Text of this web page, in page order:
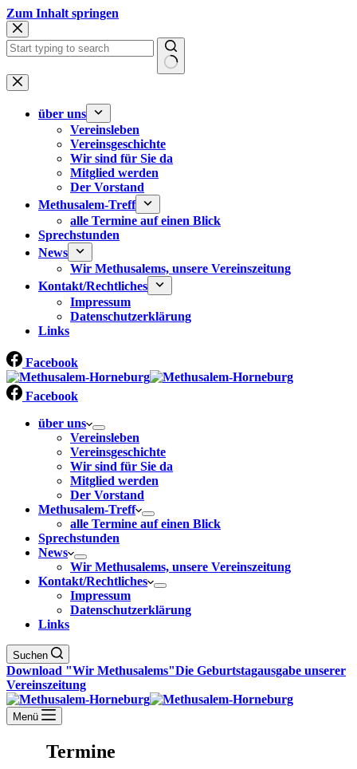
Zum Inhalt springen
springen
Keine
Ergebnisse
über uns
Vereinsleben
Vereinsgeschichte
Wir sind für Sie da
Mitglied werden
Der Vorstand
Methusalem-Treff
alle Termine auf einen Blick
Sprechstunden
News
Wir Methusalems, unsere Vereinszeitung
Kontakt/Rechtliches
Impressum
Datenschutzerklärung
Links
Facebook
Facebook
über uns
Vereinsleben
Vereinsgeschichte
Wir sind für Sie da
Mitglied werden
Der Vorstand
Methusalem-Treff
alle Termine auf einen Blick
Sprechstunden
News
Wir Methusalems, unsere Vereinszeitung
Kontakt/Rechtliches
Impressum
Datenschutzerklärung
Links
Suchen
Download "Wir Methusalems"Die Geburtstagausgabe unserer
Vereinszeitung
Menü
Termine